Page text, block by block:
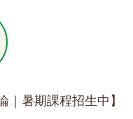
｜暑期課程招生中】